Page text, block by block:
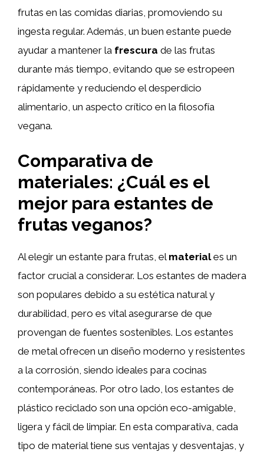
frutas en las comidas diarias, promoviendo su
ingesta regular. Además, un buen estante puede
ayudar a mantener la frescura de las frutas
durante más tiempo, evitando que se estropeen
rápidamente y reduciendo el desperdicio
alimentario, un aspecto crítico en la filosofía
vegana.
Comparativa de
materiales: ¿Cuál es el
mejor para estantes de
frutas veganos?
Al elegir un estante para frutas, el materiales un
factor crucial a considerar. Los estantes de madera
son populares debido a su estética natural y
durabilidad, pero es vital asegurarse de que
provengan de fuentes sostenibles. Los estantes
de metal ofrecen un diseño moderno y resistentes
a la corrosión, siendo ideales para cocinas
contemporáneas. Por otro lado, los estantes de
plástico reciclado son una opción eco-amigable,
ligera y fácil de limpiar. En esta comparativa, cada
tipo de material tiene sus ventajas y desventajas, y